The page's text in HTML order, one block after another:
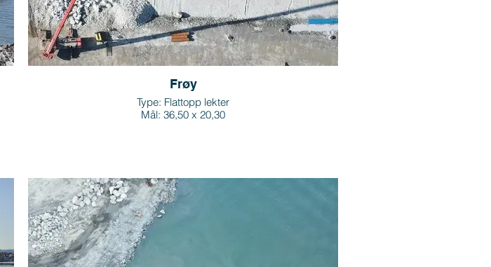
Frøy
Type: Flattopp lekter
Mål: 36,50 x 20,30